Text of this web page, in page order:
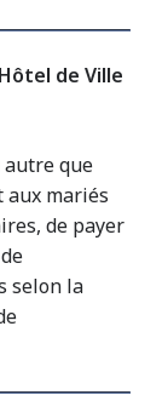
de Ville
autre que
aux mariés
de payer
selon la